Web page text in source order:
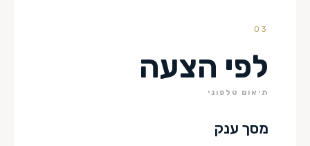
03
לפי הצעה
תיאום טלפוני
מסך ענק